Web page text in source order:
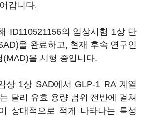
갑니다.
ID110521156의 임상시험 1상 단
을 완료하고, 현재 후속 연구인
(MAD)을 시행 중입니다.
상 1상 SAD에서 GLP-1 RA 계열
달리 유효 용량 범위 전반에 걸쳐
상대적으로 적게 나타나는 특성